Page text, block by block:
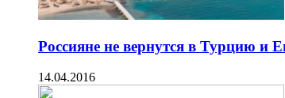
Россияне не вернутся в Турцию и
14.04.2016